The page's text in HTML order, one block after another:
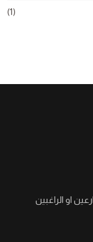
(1)
او الراغبين